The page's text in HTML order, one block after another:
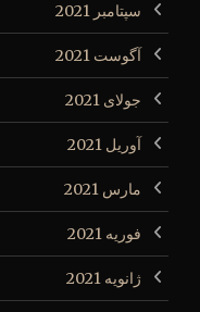
سپتامبر 2021
آگوست 2021
جولای 2021
آوریل 2021
مارس 2021
فوریه 2021
ژانویه 2021